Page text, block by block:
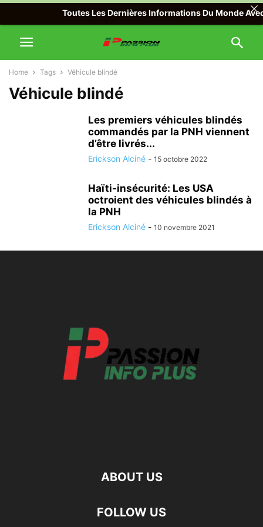
Home Tags Véhicule blindé
Véhicule blindé
Les premiers véhicules blindés
commandés par la PNH viennent
d’être livrés...
Erickson Alciné - 15 octobre 2022
Haïti-insécurité: Les USA
octroient des véhicules blindés à
la PNH
Erickson Alciné - 10 novembre 2021
ABOUT US
FOLLOW US
Toutes Les Dernières Informations Du Monde